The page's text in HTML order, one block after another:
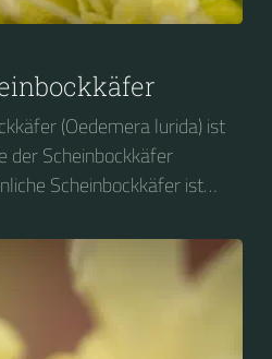
(Oedemera lurida) ist
der Scheinbockkäfer
Scheinbockkäfer ist
nobilis).